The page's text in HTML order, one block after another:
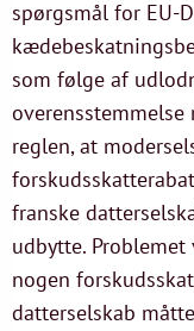
spørgsmål for EU-
som følge af
overensstemmelse
reglen, at
franske
udbytte.
nogen
datterselskab